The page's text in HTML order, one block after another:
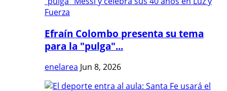
Efraín Colombo presenta su tema
para la "pulga"...
enelarea Jun 8, 2026